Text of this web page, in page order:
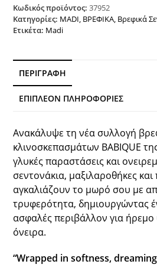
ποσότητα
Κωδικός προϊόντος:37952
Κατηγορίες: MADI ΒΡΕΦΙΚΑ Βρεφικά
Ετικέτα: Madi
ΠΕΡΙΓΡΑΦΉ
ΕΠΙΠΛΈΟΝ ΠΛΗΡΟΦΟΡΊΕΣ
Ανακάλυψε τη νέα συλλογή
κλινοσκεπασμάτων BABIQUE
γλυκές παραστάσεις και
σεντονάκια, μαξιλαροθήκες
αγκαλιάζουν το μωρό σου με
τρυφερότητα, δημιουργώντας
ασφαλές περιβάλλον για ήρεμο
όνειρα.
“Wrapped in softness,